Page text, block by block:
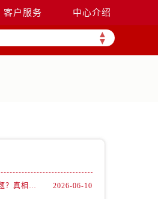
客户服务 中心介绍
▲
▼
帝舵进灰是质量问题？真相可能让你意外 2026-06-10